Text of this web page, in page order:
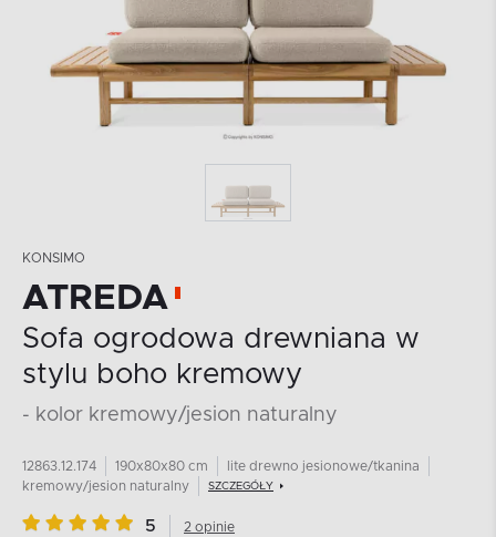
KONSIMO
ATREDA
Sofa ogrodowa drewniana w
stylu boho kremowy
- kolor kremowy/jesion naturalny
12863.12.174 190x80x80 cm
lite drewno jesionowe/tkanina
kremowy/jesion naturalny
SZCZEGÓŁY
5 2 opinie